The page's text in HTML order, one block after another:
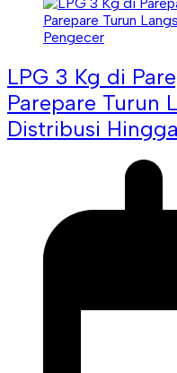
LPG 3 Kg di
Parepare Turun
Distribusi